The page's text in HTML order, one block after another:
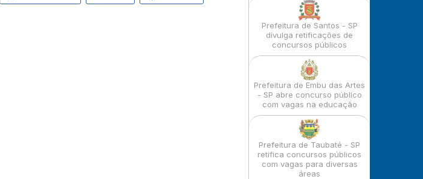
Prefeitura de Santos - SP
divulga retificações de
concursos públicos
Prefeitura de Embu das Artes
- SP abre concurso público
com vagas na educação
Prefeitura de Taubaté - SP
retifica concursos públicos
com vagas para diversas
áreas